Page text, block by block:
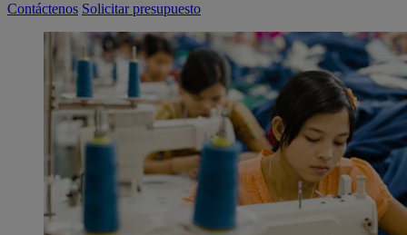
Contáctenos Solicitar presupuesto